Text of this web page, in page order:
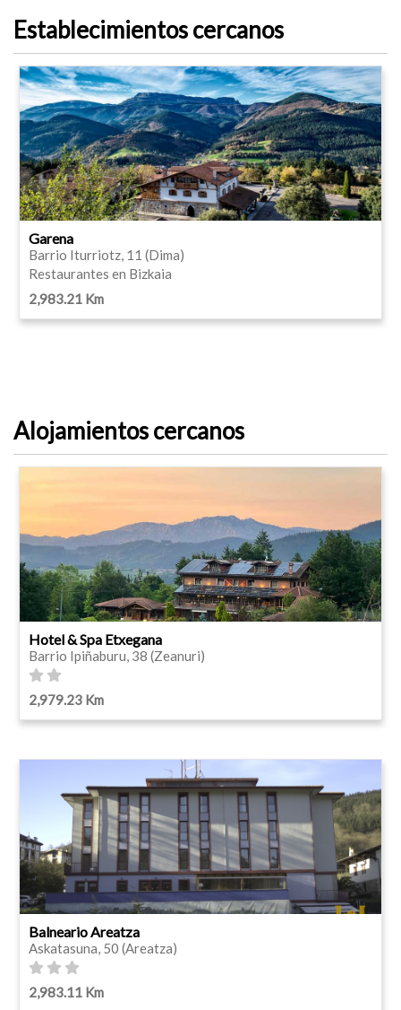
Establecimientos cercanos
Garena
Barrio Iturriotz, 11 (Dima)
Restaurantes en Bizkaia
2,983.21 Km
Alojamientos cercanos
Hotel & Spa Etxegana
Barrio Ipiñaburu, 38 (Zeanuri)
2,979.23 Km
Balneario Areatza
Askatasuna, 50 (Areatza)
2,983.11 Km